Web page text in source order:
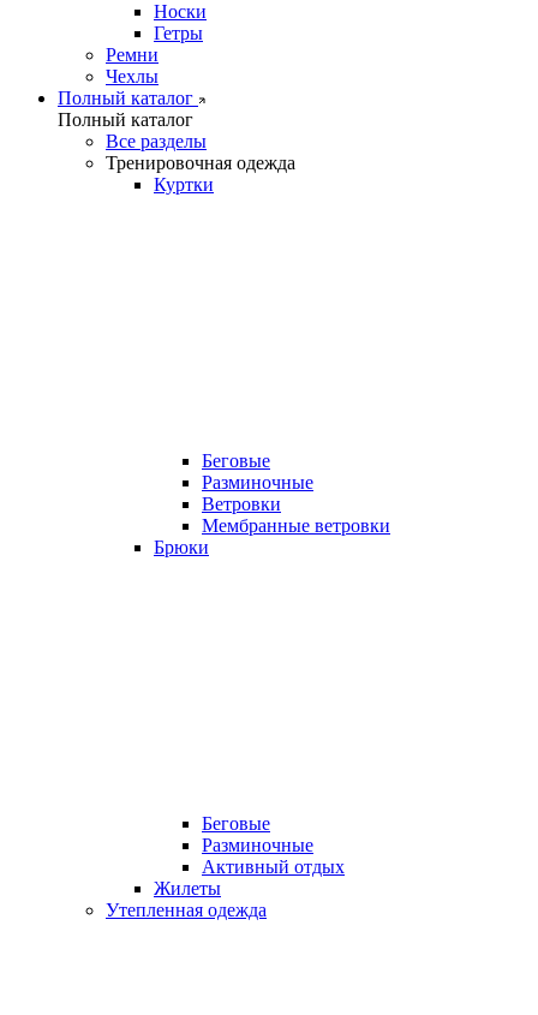
Носки
Гетры
Ремни
Чехлы
Полный каталог
Полный каталог
Все разделы
Тренировочная одежда
Куртки
Беговые
Разминочные
Ветровки
Мембранные ветровки
Брюки
Беговые
Разминочные
Активный отдых
Жилеты
Утепленная одежда